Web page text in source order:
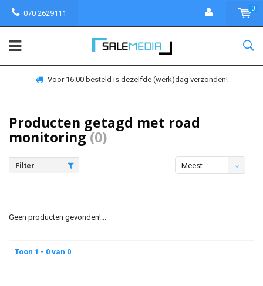
070 2629111
0
Voor 16:00 besteld is dezelfde (werk)dag verzonden!
Producten getagd met road
monitoring(0)
Filter
Meest
Geen producten gevonden!...
Toon 1 - 0 van 0